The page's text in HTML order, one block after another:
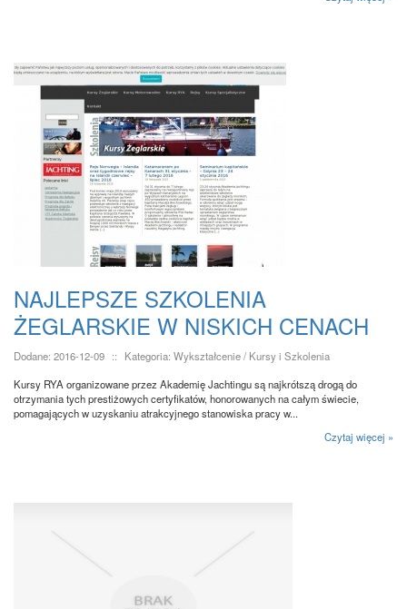
NAJLEPSZE SZKOLENIA
ŻEGLARSKIE W NISKICH CENACH
Dodane: 2016-12-09 ::
Kategoria: Wykształcenie / Kursy i Szkolenia
Kursy RYA organizowane przez Akademię Jachtingu są najkrótszą drogą do
otrzymania tych prestiżowych certyfikatów, honorowanych na całym świecie,
pomagających w uzyskaniu atrakcyjnego stanowiska pracy w...
Czytaj więcej »